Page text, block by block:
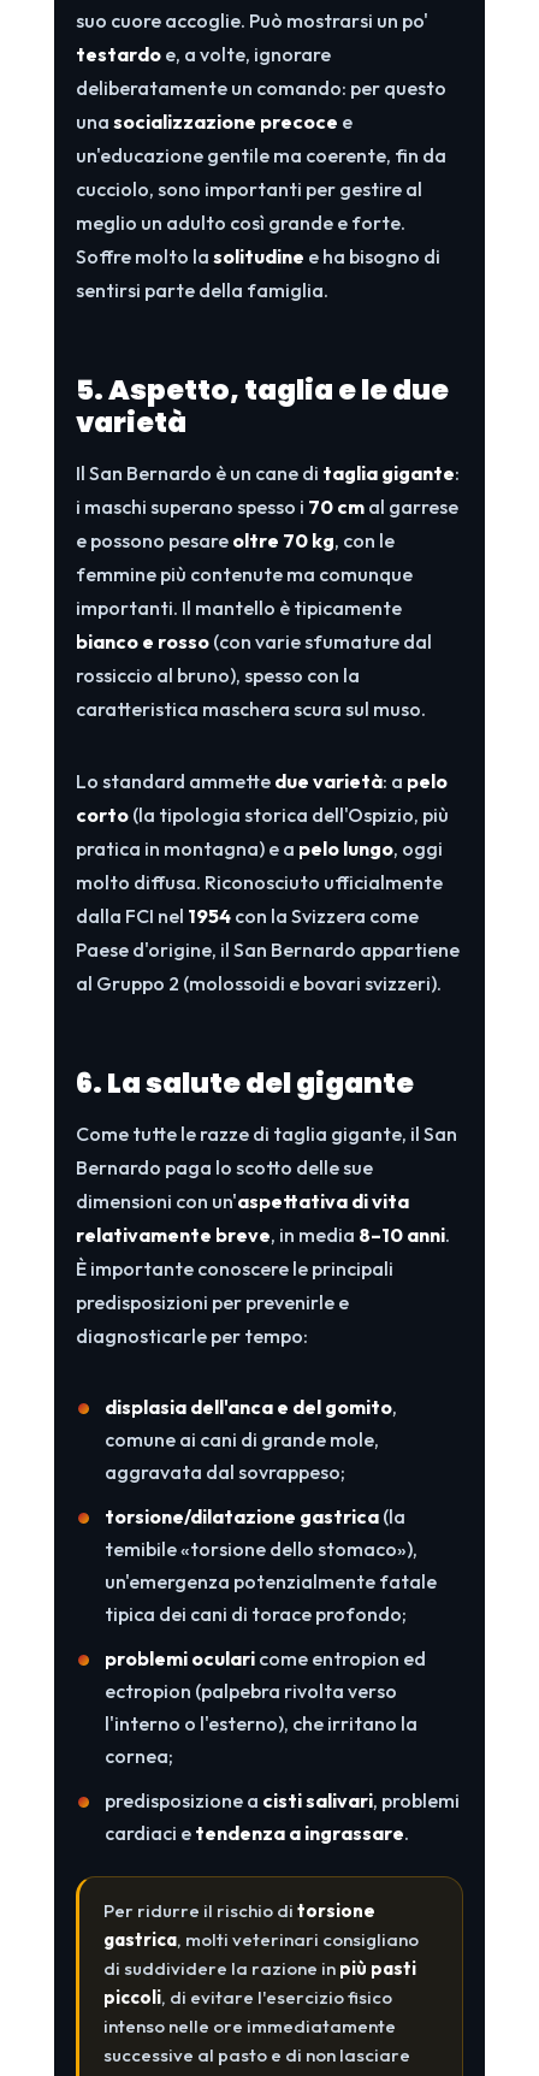
suo cuore accoglie. Può mostrarsi un po'
testardoe, a volte, ignorare
deliberatamente un comando: per questo
una socializzazione precoce e
un'educazione gentile ma coerente, fin da
cucciolo, sono importanti per gestire al
meglio un adulto così grande e forte.
Soffre molto la solitudine e ha bisogno di
sentirsi parte della famiglia.
5. Aspetto, taglia e le due
varietà
Il San Bernardo è un cane di taglia gigante:
i maschi superano spesso i 70 cmal garrese
e possono pesare oltre 70 kg, con le
femmine più contenute ma comunque
importanti. Il mantello è tipicamente
bianco e rosso(con varie sfumature dal
rossiccio al bruno), spesso con la
caratteristica maschera scura sul muso.
Lo standard ammette due varietà: a pelo
corto(la tipologia storica dell'Ospizio, più
pratica in montagna) e a pelo lungo, oggi
molto diffusa. Riconosciuto ufficialmente
dalla FCI nel 1954con la Svizzera come
Paese d'origine, il San Bernardo appartiene
al Gruppo 2 (molossoidi e bovari svizzeri).
6. La salute del gigante
Come tutte le razze di taglia gigante, il San
Bernardo paga lo scotto delle sue
dimensioni con un'aspettativa di vita
relativamente breve, in media 8–10 anni.
È importante conoscere le principali
predisposizioni per prevenirle e
diagnosticarle per tempo:
displasia dell'anca e del gomito,
comune ai cani di grande mole,
aggravata dal sovrappeso;
torsione/dilatazione gastrica(la
temibile «torsione dello stomaco»),
un'emergenza potenzialmente fatale
tipica dei cani di torace profondo;
problemi ocularicome entropion ed
ectropion (palpebra rivolta verso
l'interno o l'esterno), che irritano la
cornea;
predisposizione a cisti salivari, problemi
cardiaci e tendenza a ingrassare.
Per ridurre il rischio di torsione
gastrica, molti veterinari consigliano
di suddividere la razione in più pasti
piccoli, di evitare l'esercizio fisico
intenso nelle ore immediatamente
successive al pasto e di non lasciare